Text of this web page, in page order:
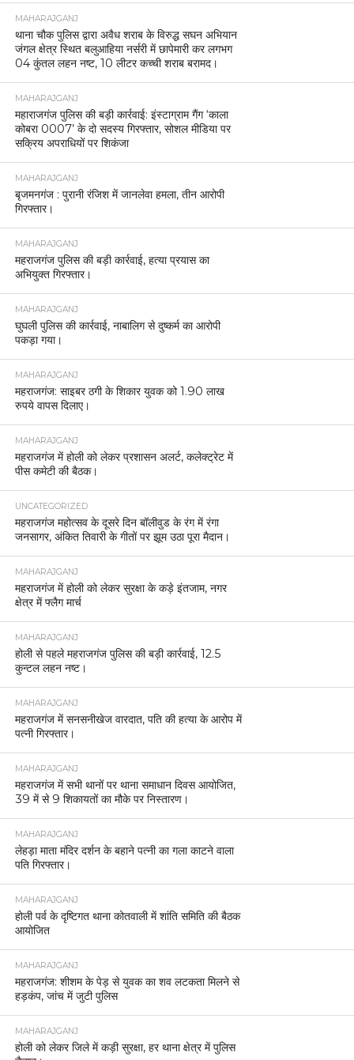
MAHARAJGANJ
थाना चौक पुलिस द्वारा अवैध शराब के विरुद्ध सघन अभियान
जंगल क्षेत्र स्थित बलुआहिया नर्सरी में छापेमारी कर लगभग
04 कुंतल लहन नष्ट, 10 लीटर कच्ची शराब बरामद।
MAHARAJGANJ
महाराजगंज पुलिस की बड़ी कार्रवाई: इंस्टाग्राम गैंग ‘काला
कोबरा 0007’ के दो सदस्य गिरफ्तार, सोशल मीडिया पर
सक्रिय अपराधियों पर शिकंजा
MAHARAJGANJ
बृजमनगंज : पुरानी रंजिश में जानलेवा हमला, तीन आरोपी
गिरफ्तार।
MAHARAJGANJ
महराजगंज पुलिस की बड़ी कार्रवाई, हत्या प्रयास का
अभियुक्त गिरफ्तार।
MAHARAJGANJ
घुघली पुलिस की कार्रवाई, नाबालिग से दुष्कर्म का आरोपी
पकड़ा गया।
MAHARAJGANJ
महराजगंज: साइबर ठगी के शिकार युवक को 1.90 लाख
रुपये वापस दिलाए।
MAHARAJGANJ
महराजगंज में होली को लेकर प्रशासन अलर्ट, कलेक्ट्रेट में
पीस कमेटी की बैठक।
UNCATEGORIZED
महराजगंज महोत्सव के दूसरे दिन बॉलीवुड के रंग में रंगा
जनसागर, अंकित तिवारी के गीतों पर झूम उठा पूरा मैदान।
MAHARAJGANJ
महराजगंज में होली को लेकर सुरक्षा के कड़े इंतजाम, नगर
क्षेत्र में फ्लैग मार्च
MAHARAJGANJ
होली से पहले महराजगंज पुलिस की बड़ी कार्रवाई, 12.5
कुन्टल लहन नष्ट।
MAHARAJGANJ
महराजगंज में सनसनीखेज वारदात, पति की हत्या के आरोप में
पत्नी गिरफ्तार।
MAHARAJGANJ
महराजगंज में सभी थानों पर थाना समाधान दिवस आयोजित,
39 में से 9 शिकायतों का मौके पर निस्तारण।
MAHARAJGANJ
लेहड़ा माता मंदिर दर्शन के बहाने पत्नी का गला काटने वाला
पति गिरफ्तार।
MAHARAJGANJ
होली पर्व के दृष्टिगत थाना कोतवाली में शांति समिति की बैठक
आयोजित
MAHARAJGANJ
महराजगंज: शीशम के पेड़ से युवक का शव लटकता मिलने से
हड़कंप, जांच में जुटी पुलिस
MAHARAJGANJ
होली को लेकर जिले में कड़ी सुरक्षा, हर थाना क्षेत्र में पुलिस